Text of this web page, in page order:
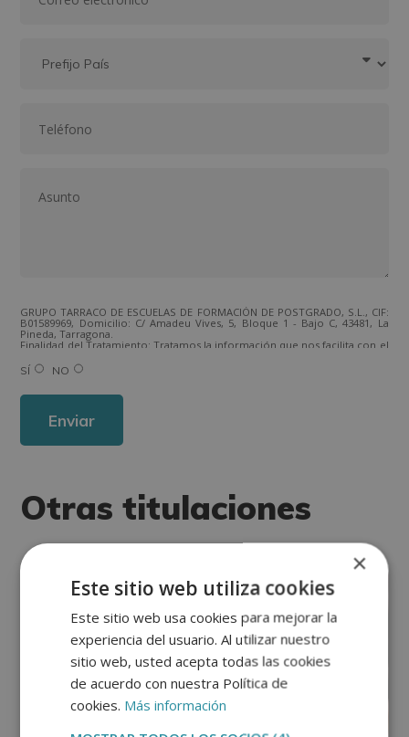
GRUPO TARRACO DE ESCUELAS DE FORMACIÓN DE POSTGRADO, S.L., CIF:
B01589969, Domicilio: C/ Amadeu Vives, 5, Bloque 1 - Bajo C, 43481, La
Pineda, Tarragona.
Finalidad del Tratamiento: Tratamos la información que nos facilita con el
los productos ofrecidos y otros tipo de productos que fueran de su
interés.
Derechos: Puede ejercitar sus derechos identificándose suficientemente,
Para más información consulte nuestra Política de Privacidad.
SÍ NO
Otras titulaciones
×
Este sitio web utiliza cookies
Este sitio web usa cookies para mejorar la
experiencia del usuario. Al utilizar nuestro
sitio web, usted acepta todas las cookies
de acuerdo con nuestra Política de
cookies. Más información